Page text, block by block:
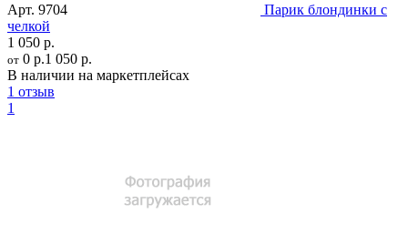
Арт. 9704
Парик блондинки с
челкой
1 050 р.
от 0 р.1 050 р.
В наличии на маркетплейсах
1 отзыв
1